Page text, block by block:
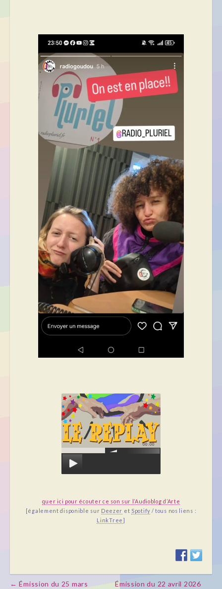
00:00
quer ici pour écouter ce son sur l’Audioblog d’Arte
[également disponible sur Deezer et Spotify/ tous nos liens :
LinkTree ]
← Émission du 25 mars Émission du 22 avril 2026